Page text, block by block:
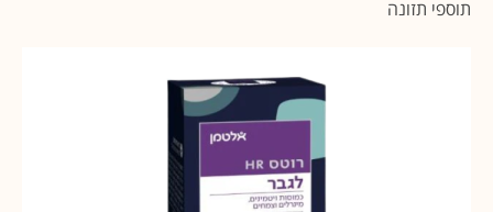
תוספי תזונה